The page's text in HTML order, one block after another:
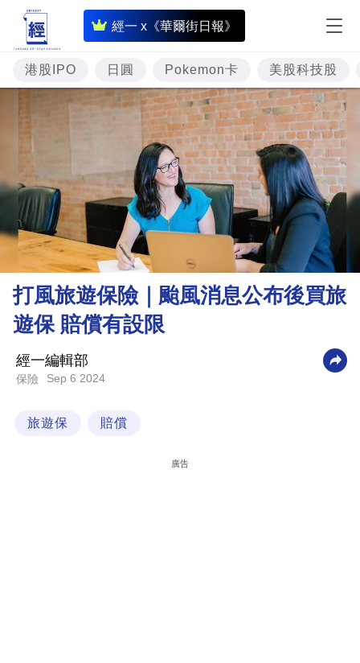
經一 x《華爾街日報》
即
時
財
經
投
資
市
理
財
商
科
港股IPO 日圓 Pokemon卡 美股科技股
打風旅遊保險｜颱風消息公布後買旅
遊保 賠償有設限
經一編輯部
保險 Sep 6 2024
旅遊保 賠償
廣告